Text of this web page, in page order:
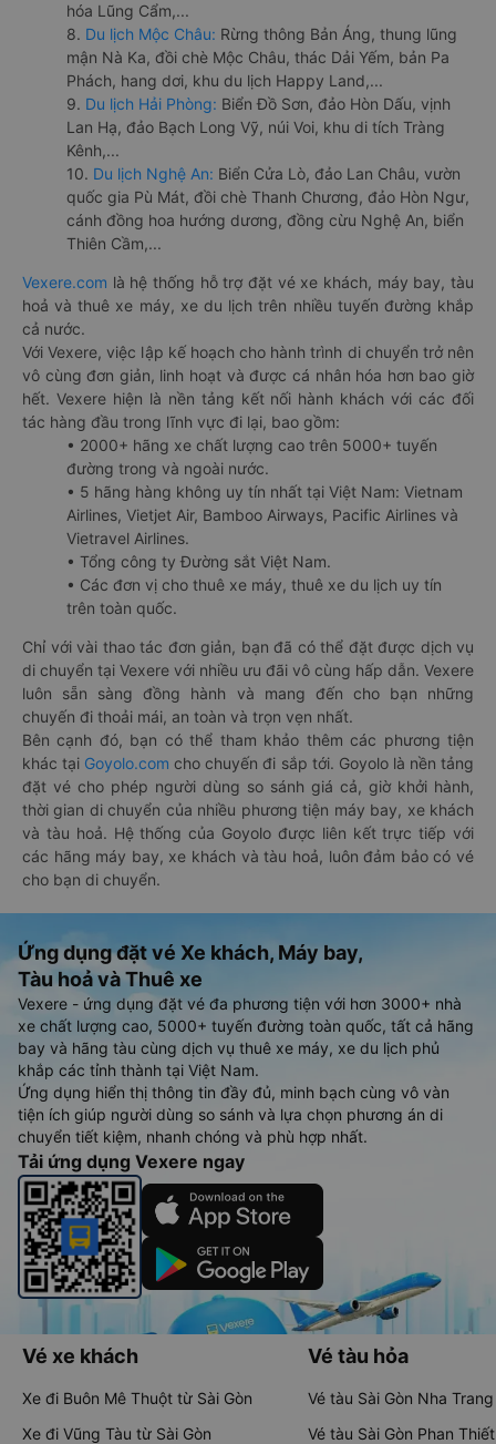
hóa Lũng Cẩm,...
8. Du lịch Mộc Châu: Rừng thông Bản Áng, thung lũng
mận Nà Ka, đồi chè Mộc Châu, thác Dải Yếm, bản Pa
Phách, hang dơi, khu du lịch Happy Land,...
9. Du lịch Hải Phòng: Biển Đồ Sơn, đảo Hòn Dấu, vịnh
Lan Hạ, đảo Bạch Long Vỹ, núi Voi, khu di tích Tràng
Kênh,...
10. Du lịch Nghệ An: Biển Cửa Lò, đảo Lan Châu, vườn
quốc gia Pù Mát, đồi chè Thanh Chương, đảo Hòn Ngư,
cánh đồng hoa hướng dương, đồng cừu Nghệ An, biển
Thiên Cầm,...
Vexere.com là hệ thống hỗ trợ đặt vé xe khách, máy bay, tàu
hoả và thuê xe máy, xe du lịch trên nhiều tuyến đường khắp
cả nước.
Với Vexere, việc lập kế hoạch cho hành trình di chuyển trở nên
vô cùng đơn giản, linh hoạt và được cá nhân hóa hơn bao giờ
hết. Vexere hiện là nền tảng kết nối hành khách với các đối
tác hàng đầu trong lĩnh vực đi lại, bao gồm:
• 2000+ hãng xe chất lượng cao trên 5000+ tuyến
đường trong và ngoài nước.
• 5 hãng hàng không uy tín nhất tại Việt Nam: Vietnam
Airlines, Vietjet Air, Bamboo Airways, Pacific Airlines và
Vietravel Airlines.
• Tổng công ty Đường sắt Việt Nam.
• Các đơn vị cho thuê xe máy, thuê xe du lịch uy tín
trên toàn quốc.
Chỉ với vài thao tác đơn giản, bạn đã có thể đặt được dịch vụ
di chuyển tại Vexere với nhiều ưu đãi vô cùng hấp dẫn. Vexere
luôn sẵn sàng đồng hành và mang đến cho bạn những
chuyến đi thoải mái, an toàn và trọn vẹn nhất.
Bên cạnh đó, bạn có thể tham khảo thêm các phương tiện
khác tại Goyolo.com cho chuyến đi sắp tới. Goyolo là nền tảng
đặt vé cho phép người dùng so sánh giá cả, giờ khởi hành,
thời gian di chuyển của nhiều phương tiện máy bay, xe khách
và tàu hoả. Hệ thống của Goyolo được liên kết trực tiếp với
các hãng máy bay, xe khách và tàu hoả, luôn đảm bảo có vé
cho bạn di chuyển.
Ứng dụng đặt vé Xe khách, Máy bay,
Tàu hoả và Thuê xe
Vexere - ứng dụng đặt vé đa phương tiện với hơn 3000+ nhà
xe chất lượng cao, 5000+ tuyến đường toàn quốc, tất cả hãng
bay và hãng tàu cùng dịch vụ thuê xe máy, xe du lịch phủ
khắp các tỉnh thành tại Việt Nam.
Ứng dụng hiển thị thông tin đầy đủ, minh bạch cùng vô vàn
tiện ích giúp người dùng so sánh và lựa chọn phương án di
chuyển tiết kiệm, nhanh chóng và phù hợp nhất.
Tải ứng dụng Vexere ngay
Vé xe khách
Xe đi Buôn Mê Thuột từ Sài Gòn
Xe đi Vũng Tàu từ Sài Gòn
Vé tàu hỏa
Vé tàu Sài Gòn Nha Trang
Vé tàu Sài Gòn Phan Thiết